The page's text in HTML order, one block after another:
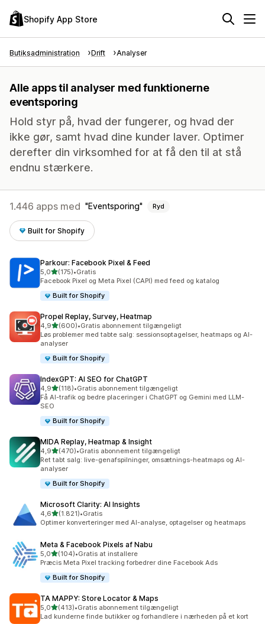
Shopify App Store
Butiksadministration Drift Analyser
Alle apps til analyser med funktionerne
eventsporing
Hold styr på, hvad der fungerer, og hvad der
ikke gør, samt hvad dine kunder laver. Optimer
derefter din virksomhed for at få den til at stå
endnu stærkere.
1.446 apps med Eventsporing Ryd
Built for Shopify
Parkour: Facebook Pixel & Feed
5,0ud af 5 stjerner
(175)
175 anmeldelser i alt
•Gratis
Facebook Pixel og Meta Pixel (CAPI) med feed og katalog
Built for Shopify
Propel Replay, Survey, Heatmap
4,9ud af 5 stjerner
(600)
600 anmeldelser i alt
•Gratis abonnement tilgængeligt
Løs problemer med tabte salg: sessionsoptagelser, heatmaps og AI-
analyser
Built for Shopify
IndexGPT: AI SEO for ChatGPT
4,9ud af 5 stjerner
(118)
118 anmeldelser i alt
•Gratis abonnement tilgængeligt
Få AI-trafik og bedre placeringer i ChatGPT og Gemini med LLM-
SEO
Built for Shopify
MIDA Replay, Heatmap & Insight
4,9ud af 5 stjerner
(470)
470 anmeldelser i alt
•Gratis abonnement tilgængeligt
Ret tabt salg: live-genafspilninger, omsætnings-heatmaps og AI-
analyser
Built for Shopify
Microsoft Clarity: AI Insights
4,6ud af 5 stjerner
(1.821)
1821 anmeldelser i alt
•Gratis
Optimer konverteringer med AI-analyse, optagelser og heatmaps
Meta & Facebook Pixels af Nabu
5,0ud af 5 stjerner
(104)
104 anmeldelser i alt
•Gratis at installere
Præcis Meta Pixel tracking forbedrer dine Facebook Ads
Built for Shopify
TA MAPPY: Store Locator & Maps
5,0ud af 5 stjerner
(413)
413 anmeldelser i alt
•Gratis abonnement tilgængeligt
Lad kunderne finde butikker og forhandlere i nærheden på et kort